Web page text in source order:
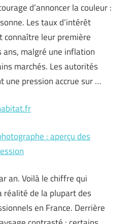
d’annoncer la couleur :
Les taux d’intérêt
connaître leur première
malgré une inflation
marchés. Les autorités
une pression accrue sur …
: aperçu des
an. Voilà le chiffre qui
réalité de la plupart des
en France. Derrière